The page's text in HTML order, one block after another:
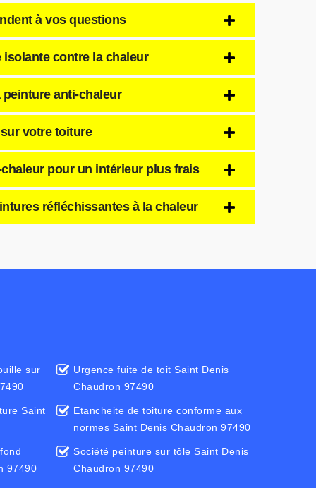
à vos questions
contre la chaleur
anti-chaleur
votre toiture
pour un intérieur plus frais
réfléchissantes à la chaleur
sur
Saint
97490
Urgence fuite de toit Saint Denis
Chaudron 97490
Etancheite de toiture conforme aux
normes Saint Denis Chaudron 97490
Société peinture sur tôle Saint Denis
Chaudron 97490